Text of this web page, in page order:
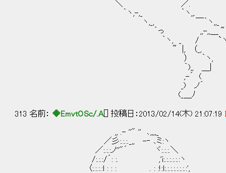
＼ ／. │ その傾向には歯止
｀ヽ,-,_ ｀ヽ,,.
ヽ,_, ￣｀ヽ,,_
｀っ ,,-,,＿ ~ヽ
｀ヽ, _ / `ヽ
~ |, （_, し
） ｀ヽ,
｀),, ＿|
,-´ (
_) ノ´
(_＿ﾉ
313 名前： ◆EmvtOSc/.A[] 投稿日：2013/02/14(木) 21:07:19
,, .- ''" '' ､,,,,_
／彡:.:.:._,, -‐ ､ミ:ヽ
／:.:.:ノ''"´ ヾ:.:.:.＼
/:.:.:/´: :. ,'i:.:.:.:.:.:ヽ
〈:.:.:.:l : : : . : :!:l:.:.:.:.:.:.:.:',